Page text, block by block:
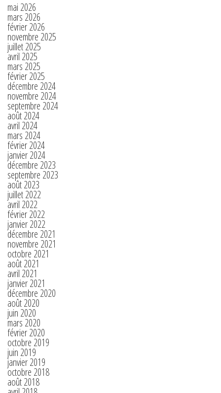
mai 2026
mars 2026
février 2026
novembre 2025
juillet 2025
avril 2025
mars 2025
février 2025
décembre 2024
novembre 2024
septembre 2024
août 2024
avril 2024
mars 2024
février 2024
janvier 2024
décembre 2023
septembre 2023
août 2023
juillet 2022
avril 2022
février 2022
janvier 2022
décembre 2021
novembre 2021
octobre 2021
août 2021
avril 2021
janvier 2021
décembre 2020
août 2020
juin 2020
mars 2020
février 2020
octobre 2019
juin 2019
janvier 2019
octobre 2018
août 2018